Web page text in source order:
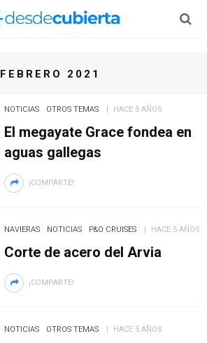
FEBRERO 2021
NOTICIAS OTROS TEMAS HACE 5 AÑOS
El megayate Grace fondea en
aguas gallegas
¡COMPARTE!
NAVIERAS NOTICIAS P&O CRUISES HACE 5 AÑOS
Corte de acero del Arvia
¡COMPARTE!
NOTICIAS OTROS TEMAS HACE 5 AÑOS